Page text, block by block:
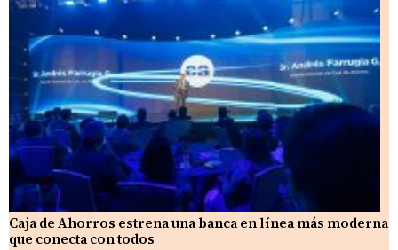
Caja de Ahorros estrena una banca en línea más moderna
que conecta con todos